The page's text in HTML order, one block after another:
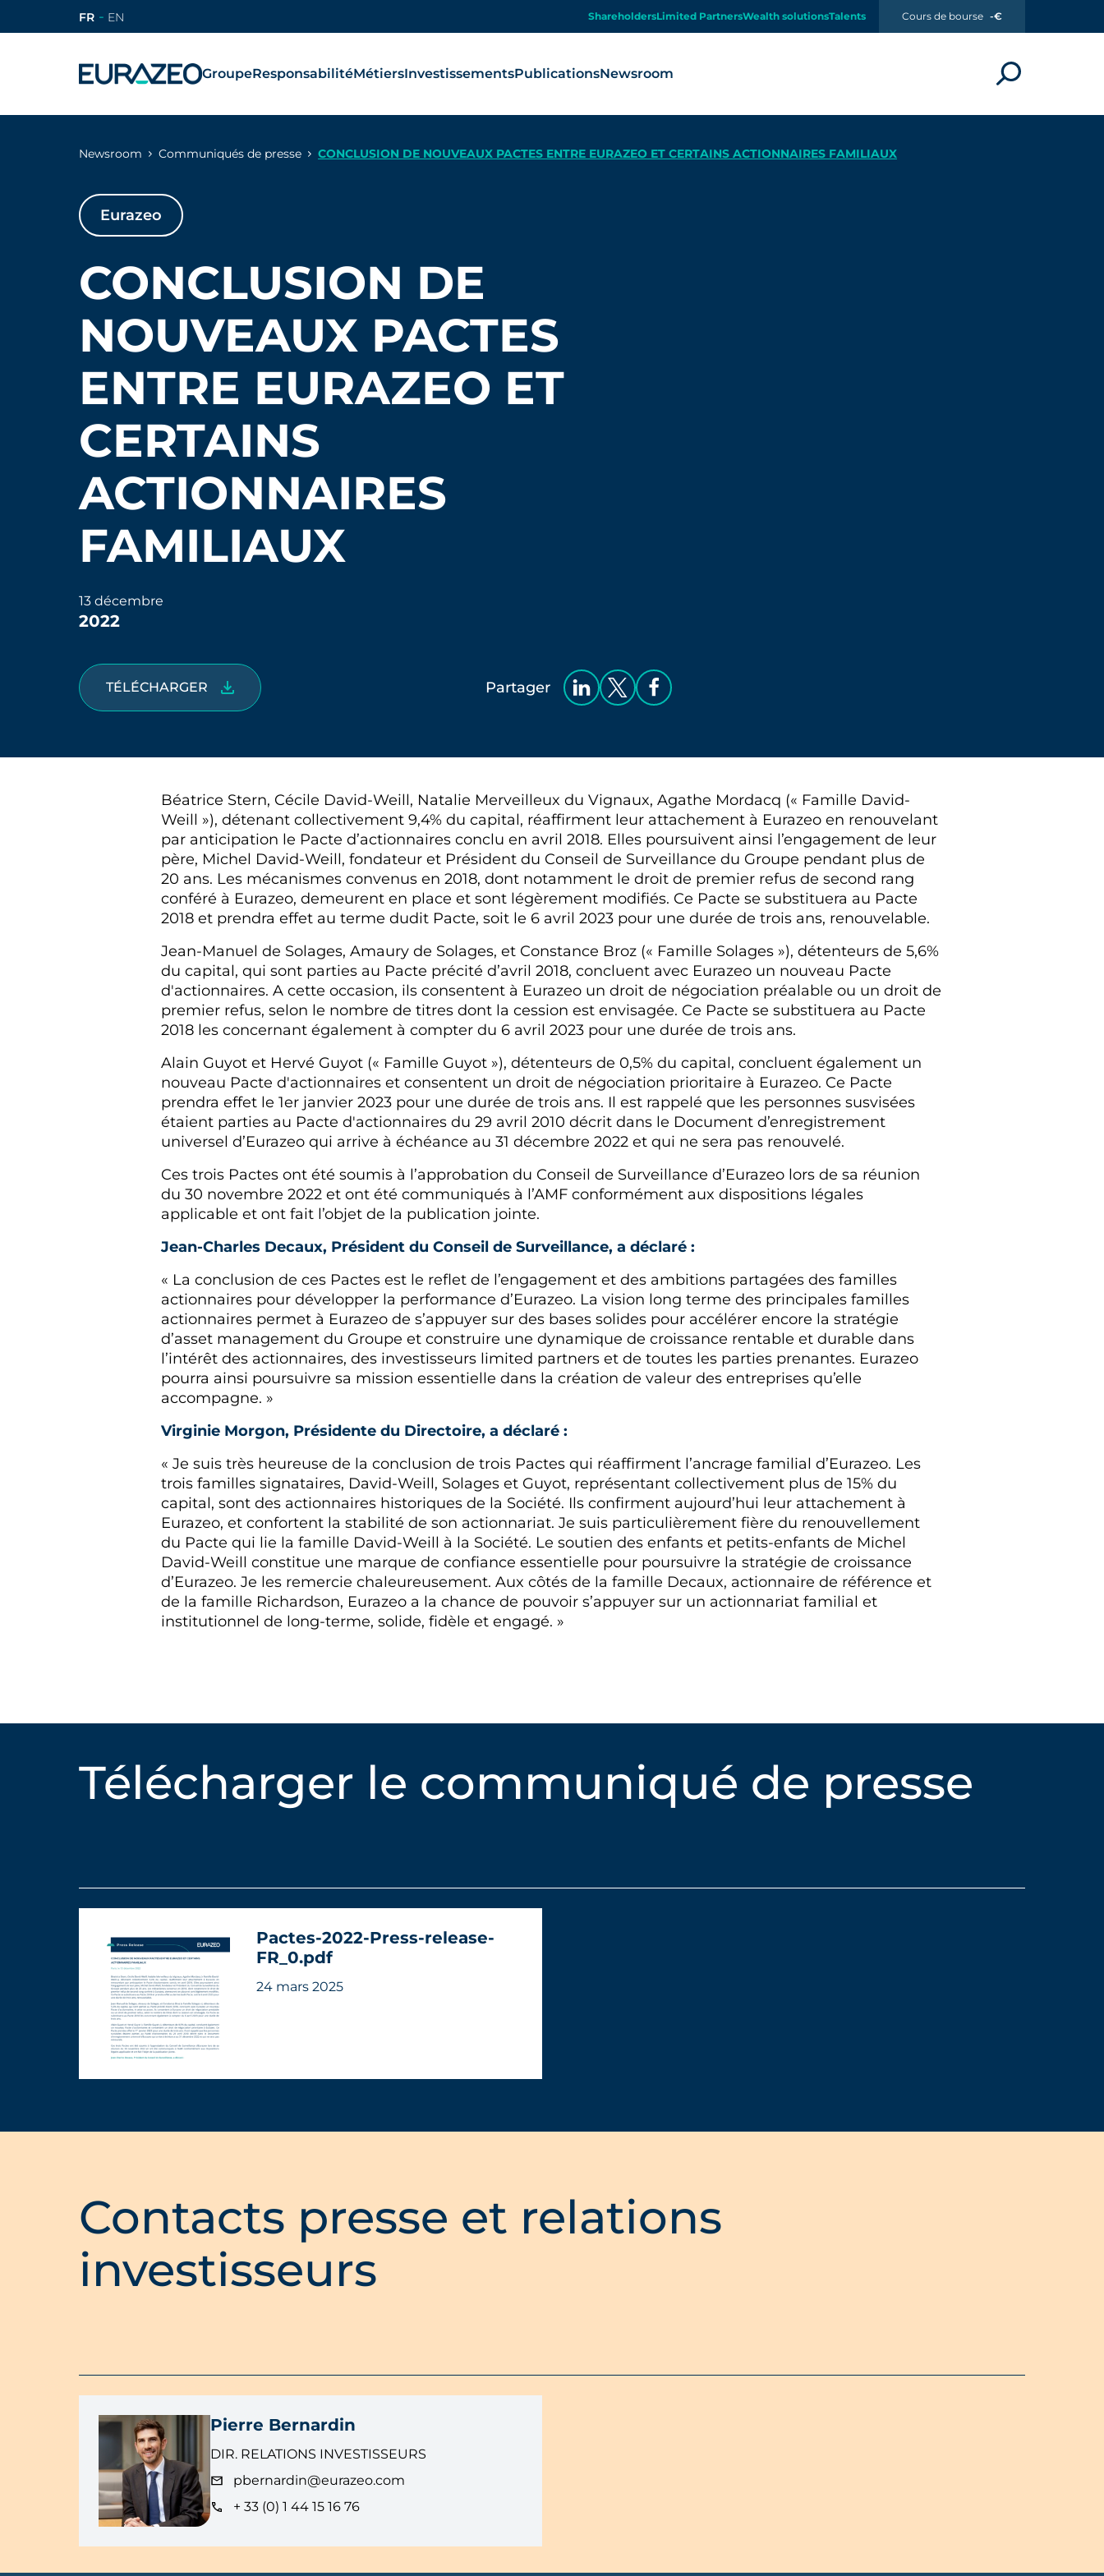
FR EN ShareholdersLimited PartnersWealth solutionsTalents Cours de bourse -€
GroupeResponsabilitéMétiersInvestissementsPublicationsNewsroom
Newsroom Communiqués de presse CONCLUSION DE NOUVEAUX PACTES ENTRE EURAZEO ET CERTAINS ACTIONNAIRES FAMILIAUX
Eurazeo
CONCLUSION DE
NOUVEAUX PACTES
ENTRE EURAZEO ET
CERTAINS
ACTIONNAIRES
FAMILIAUX
13 décembre
2022
TÉLÉCHARGER Partager
Béatrice Stern, Cécile David-Weill, Natalie Merveilleux du Vignaux, Agathe Mordacq (« Famille David-
Weill »), détenant collectivement 9,4% du capital, réaffirment leur attachement à Eurazeo en renouvelant
par anticipation le Pacte d’actionnaires conclu en avril 2018. Elles poursuivent ainsi l’engagement de leur
père, Michel David-Weill, fondateur et Président du Conseil de Surveillance du Groupe pendant plus de
20 ans. Les mécanismes convenus en 2018, dont notamment le droit de premier refus de second rang
conféré à Eurazeo, demeurent en place et sont légèrement modifiés. Ce Pacte se substituera au Pacte
2018 et prendra effet au terme dudit Pacte, soit le 6 avril 2023 pour une durée de trois ans, renouvelable.
Jean-Manuel de Solages, Amaury de Solages, et Constance Broz (« Famille Solages »), détenteurs de 5,6%
du capital, qui sont parties au Pacte précité d’avril 2018, concluent avec Eurazeo un nouveau Pacte
d'actionnaires. A cette occasion, ils consentent à Eurazeo un droit de négociation préalable ou un droit de
premier refus, selon le nombre de titres dont la cession est envisagée. Ce Pacte se substituera au Pacte
2018 les concernant également à compter du 6 avril 2023 pour une durée de trois ans.
Alain Guyot et Hervé Guyot (« Famille Guyot »), détenteurs de 0,5% du capital, concluent également un
nouveau Pacte d'actionnaires et consentent un droit de négociation prioritaire à Eurazeo. Ce Pacte
prendra effet le 1er janvier 2023 pour une durée de trois ans. Il est rappelé que les personnes susvisées
étaient parties au Pacte d'actionnaires du 29 avril 2010 décrit dans le Document d’enregistrement
universel d’Eurazeo qui arrive à échéance au 31 décembre 2022 et qui ne sera pas renouvelé.
Ces trois Pactes ont été soumis à l’approbation du Conseil de Surveillance d’Eurazeo lors de sa réunion
du 30 novembre 2022 et ont été communiqués à l’AMF conformément aux dispositions légales
applicable et ont fait l’objet de la publication jointe.
Jean-Charles Decaux, Président du Conseil de Surveillance, a déclaré :
« La conclusion de ces Pactes est le reflet de l’engagement et des ambitions partagées des familles
actionnaires pour développer la performance d’Eurazeo. La vision long terme des principales familles
actionnaires permet à Eurazeo de s’appuyer sur des bases solides pour accélérer encore la stratégie
d’asset management du Groupe et construire une dynamique de croissance rentable et durable dans
l’intérêt des actionnaires, des investisseurs limited partners et de toutes les parties prenantes. Eurazeo
pourra ainsi poursuivre sa mission essentielle dans la création de valeur des entreprises qu’elle
accompagne. »
Virginie Morgon, Présidente du Directoire, a déclaré :
« Je suis très heureuse de la conclusion de trois Pactes qui réaffirment l’ancrage familial d’Eurazeo. Les
trois familles signataires, David-Weill, Solages et Guyot, représentant collectivement plus de 15% du
capital, sont des actionnaires historiques de la Société. Ils confirment aujourd’hui leur attachement à
Eurazeo, et confortent la stabilité de son actionnariat. Je suis particulièrement fière du renouvellement
du Pacte qui lie la famille David-Weill à la Société. Le soutien des enfants et petits-enfants de Michel
David-Weill constitue une marque de confiance essentielle pour poursuivre la stratégie de croissance
d’Eurazeo. Je les remercie chaleureusement. Aux côtés de la famille Decaux, actionnaire de référence et
de la famille Richardson, Eurazeo a la chance de pouvoir s’appuyer sur un actionnariat familial et
institutionnel de long-terme, solide, fidèle et engagé. »
Télécharger le communiqué de presse
Pactes-2022-Press-release-
FR_0.pdf
24 mars 2025
Contacts presse et relations
investisseurs
Pierre Bernardin
DIR. RELATIONS INVESTISSEURS
pbernardin@eurazeo.com
+ 33 (0) 1 44 15 16 76